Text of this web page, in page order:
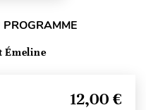
Émeline
12,00 €